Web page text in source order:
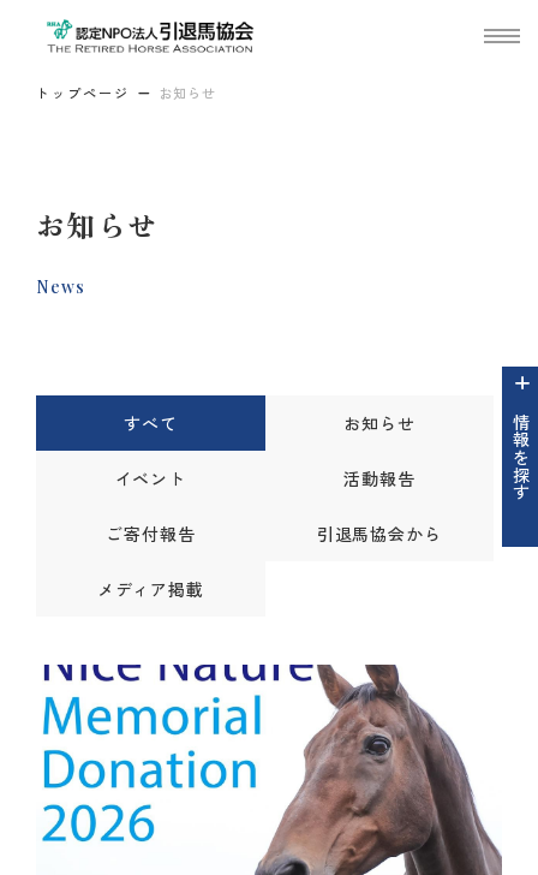
トップページ お知らせ
お知らせ
News
情報を探す
すべて お知らせ
イベント 活動報告
ご寄付報告 引退馬協会から
メディア掲載